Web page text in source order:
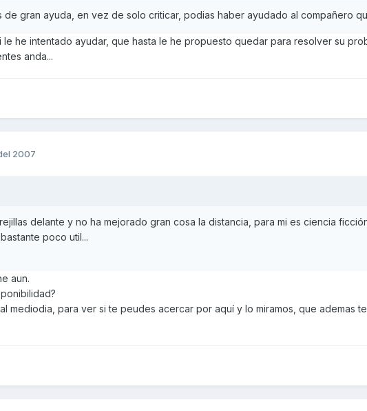
de gran ayuda, en vez de solo criticar, podias haber ayudado al compañero
le he intentado ayudar, que hasta le he propuesto quedar para resolver su
anda...
2007
delante y no ha mejorado gran cosa la distancia, para mi es ciencia
poco util...
aun.
mediodia, para ver si te peudes acercar por aquí y lo miramos, que ademas